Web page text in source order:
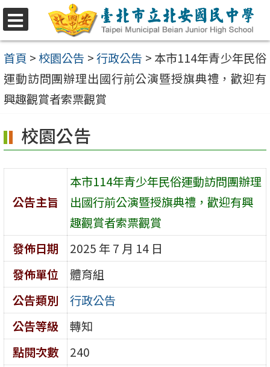
選
單
跳
至
主
要
內
區
首頁 >校園公告 >行政公告 > 本市114年青少年民俗
運動訪問團辦理出國行前公演暨授旗典禮，歡迎有
興趣觀賞者索票觀賞
校園公告
公告主旨
本市114年青少年民俗運動訪問團辦理
出國行前公演暨授旗典禮，歡迎有興
趣觀賞者索票觀賞
發佈日期
2025 年 7 月 14 日
發佈單位
體育組
公告類別
行政公告
公告等級
轉知
點閱次數
240